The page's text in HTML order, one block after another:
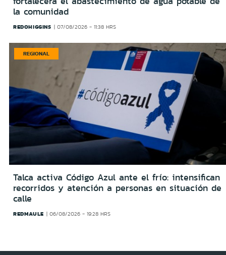
la comunidad
REDOHIGGINS 07/08/2026 - 11:38 HRS
REGIONAL
Talca activa Código Azul ante el frío: intensifican
recorridos y atención a personas en situación de
calle
REDMAULE 06/08/2026 - 19:28 HRS